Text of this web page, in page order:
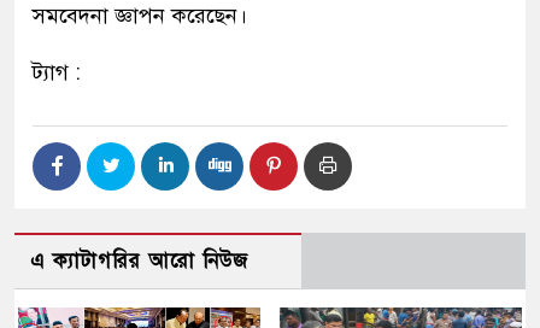
সমবেদনা জ্ঞাপন করেছেন।
ট্যাগ :
এ ক্যাটাগরির আরো নিউজ